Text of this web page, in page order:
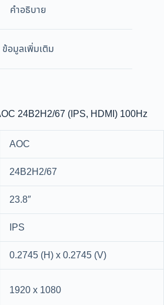
คำอธิบาย
ข้อมูลเพิ่มเติม
24B2H2/67 (IPS, HDMI) 100Hz
AOC
24B2H2/67
23.8″
IPS
0.2745 (H) x 0.2745 (V)
1920 x 1080